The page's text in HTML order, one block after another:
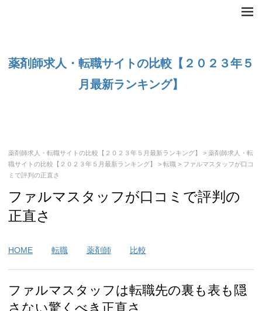
薬剤師求人・転職サイトの比較【２０２３年５
月最新ランキング】
薬剤師求人・転職サイトの比較【２０２３年５月最新ランキング】 > 薬剤師求人・転
職サイトの比較【２０２３年５月最新ランキング】
> 転職 > ファルマスタッフが口コ
ミで評判の正直さ
ファルマスタッフが口コミで評判の
正直さ
HOME 転職 薬剤師 比較
ファルマスタッフは転職先の裏も表も隠
さない驚くべき正直さ